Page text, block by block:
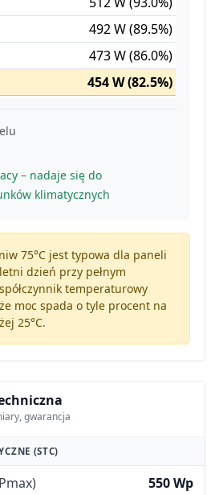
492 W (89.5%)
473 W (86.0%)
454 W (82.5%)
– nadaje się do
klimatycznych
75°C jest typowa dla paneli
dzień przy pełnym
temperaturowy
moc spada o tyle procent na
25°C.
gwarancja
(STC)
550 Wp